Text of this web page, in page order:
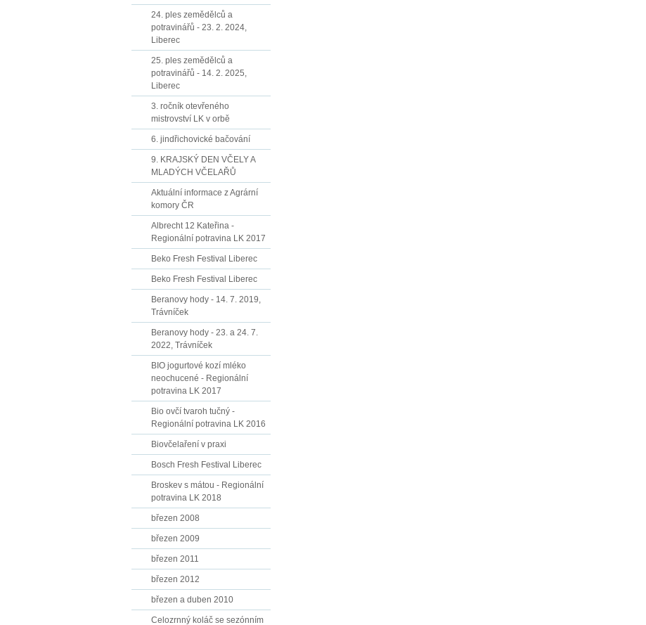
24. ples zemědělců a
potravinářů - 23. 2. 2024,
Liberec
25. ples zemědělců a
potravinářů - 14. 2. 2025,
Liberec
3. ročník otevřeného
mistrovství LK v orbě
6. jindřichovické bačování
9. KRAJSKÝ DEN VČELY A
MLADÝCH VČELAŘŮ
Aktuální informace z Agrární
komory ČR
Albrecht 12 Kateřina -
Regionální potravina LK 2017
Beko Fresh Festival Liberec
Beko Fresh Festival Liberec
Beranovy hody - 14. 7. 2019,
Trávníček
Beranovy hody - 23. a 24. 7.
2022, Trávníček
BIO jogurtové kozí mléko
neochucené - Regionální
potravina LK 2017
Bio ovčí tvaroh tučný -
Regionální potravina LK 2016
Biovčelaření v praxi
Bosch Fresh Festival Liberec
Broskev s mátou - Regionální
potravina LK 2018
březen 2008
březen 2009
březen 2011
březen 2012
březen a duben 2010
Celozrnný koláč se sezónním